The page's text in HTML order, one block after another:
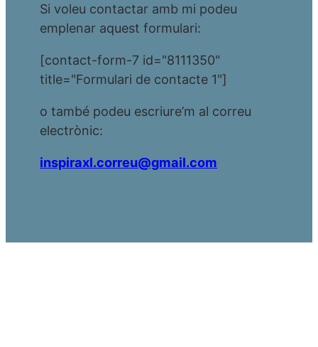
Si voleu contactar amb mi podeu
emplenar aquest formulari:
[contact-form-7 id="8111350"
title="Formulari de contacte 1"]
o també podeu escriure’m al correu
electrònic:
inspiraxl.correu@gmail.com